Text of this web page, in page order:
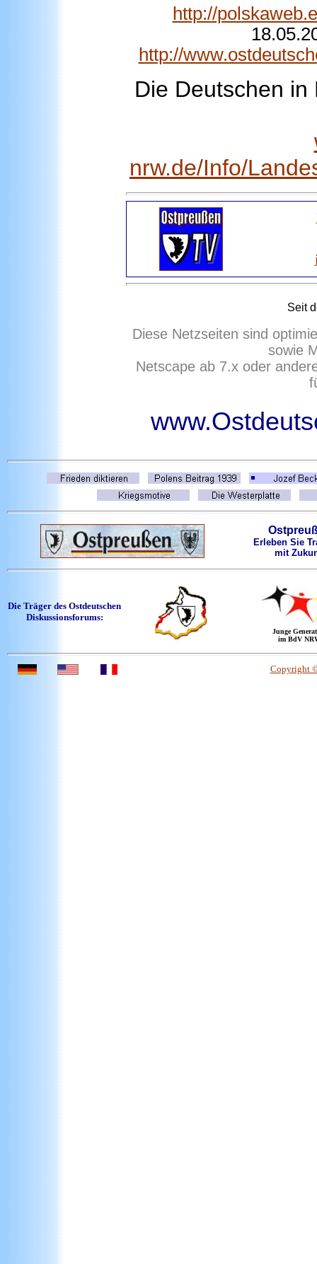
http://
http://
Die Deutschen
nrw.de/Info/
Seit
Diese Netzseiten sind
sowie
Netscape ab 7.x oder
Erleben Sie
mit
Die Träger des Ostdeutschen
Diskussionsforums:
Junge
im BdV
Copyright